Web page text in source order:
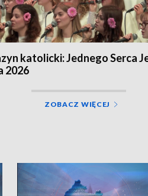
katolicki: Jednego Serca
2026
ZOBACZ WIĘCEJ